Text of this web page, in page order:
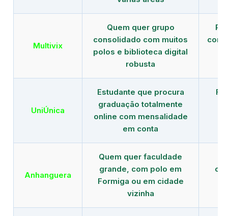
Multivix
Quem quer grupo
consolidado com muitos
polos e biblioteca digital
robusta
com
UniÚnica
Estudante que procura
graduação totalmente
online com mensalidade
em conta
Anhanguera
Quem quer faculdade
grande, com polo em
Formiga ou em cidade
vizinha